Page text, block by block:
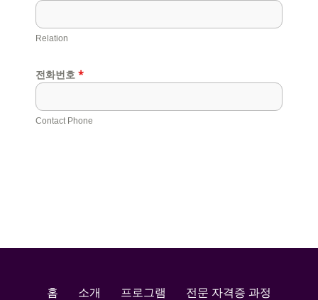
Relation
전화번호 *
Contact Phone
홈 소개 프로그램 전문 자격증 과정